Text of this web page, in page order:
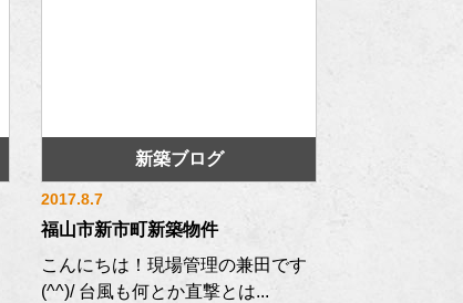
新築ブログ
2017.8.7
福山市新市町新築物件
こんにちは！現場管理の兼田です
(^^)/ 台風も何とか直撃とは...